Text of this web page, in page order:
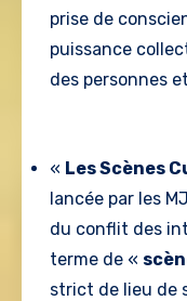
prise de
puissance
des personnes
« Les Scènes
lancée par les
du conflit des
terme de «
strict de lieu de